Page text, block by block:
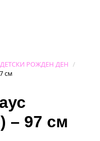
ДЕТСКИ РОЖДЕН ДЕН
см
– 97 см